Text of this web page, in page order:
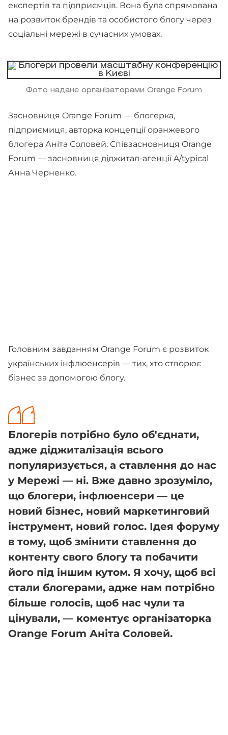
експертів та підприємців. Вона була спрямована
на розвиток брендів та особистого блогу через
соціальні мережі в сучасних умовах.
Фото надане організаторами Orange Forum
Засновниця Orange Forum — блогерка,
підприємиця, авторка концепції оранжевого
блогера Аніта Соловей. Співзасновниця Orange
Forum — засновниця діджитал-агенції A/typical
Анна Черненко.
Головним завданням Orange Forum є розвиток
українських інфлюенсерів — тих, хто створює
бізнес за допомогою блогу.
Блогерів потрібно було об'єднати,
адже діджиталізація всього
популяризується, а ставлення до нас
у Мережі — ні. Вже давно зрозуміло,
що блогери, інфлюенсери — це
новий бізнес, новий маркетинговий
інструмент, новий голос. Ідея форуму
в тому, щоб змінити ставлення до
контенту свого блогу та побачити
його під іншим кутом. Я хочу, щоб всі
стали блогерами, адже нам потрібно
більше голосів, щоб нас чули та
цінували, — коментує організаторка
Orange Forum Аніта Соловей.